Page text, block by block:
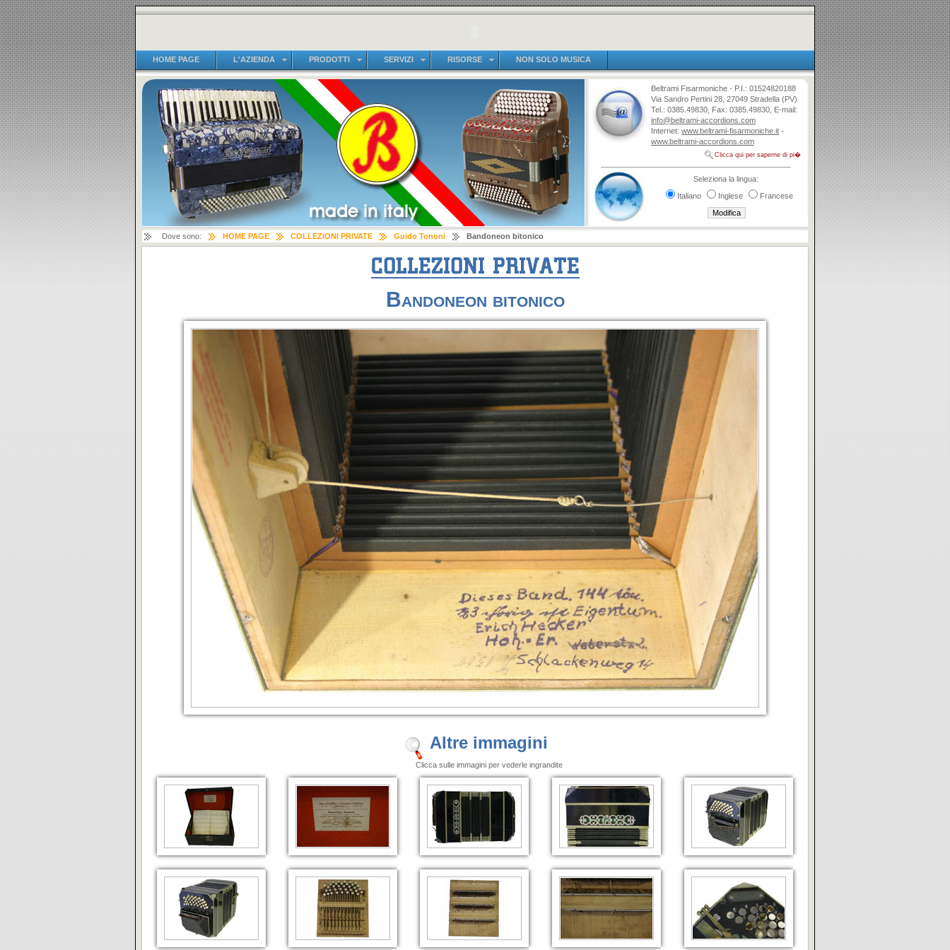
HOME PAGE L'AZIENDA PRODOTTI SERVIZI RISORSE NON SOLO MUSICA
Beltrami Fisarmoniche - P.I.: 01524820188
Via Sandro Pertini 28, 27049 Stradella (PV)
Tel.: 0385.49830, Fax: 0385.49830, E-mail:
info@beltrami-accordions.com
Internet: www.beltrami-fisarmoniche.it -
www.beltrami-accordions.com
Clicca qui per saperne di pi�
Seleziona la lingua:
Italiano
Inglese Francese
Dove sono: HOME PAGE COLLEZIONI PRIVATE Guido Tononi Bandoneon bitonico
Bandoneon bitonico
Altre immagini
Clicca sulle immagini per vederle ingrandite